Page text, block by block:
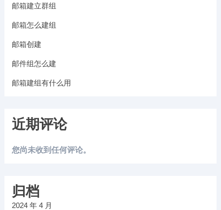
邮箱建立群组
邮箱怎么建组
邮箱创建
邮件组怎么建
邮箱建组有什么用
近期评论
您尚未收到任何评论。
归档
2024 年 4 月